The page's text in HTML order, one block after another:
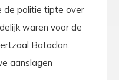
de politie tipte over
waren voor de
Bataclan.
aanslagen